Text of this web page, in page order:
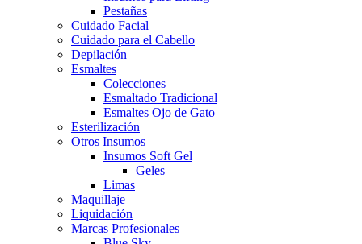
Pestañas
Cuidado Facial
Cuidado para el Cabello
Depilación
Esmaltes
Colecciones
Esmaltado Tradicional
Esmaltes Ojo de Gato
Esterilización
Otros Insumos
Insumos Soft Gel
Geles
Limas
Maquillaje
Liquidación
Marcas Profesionales